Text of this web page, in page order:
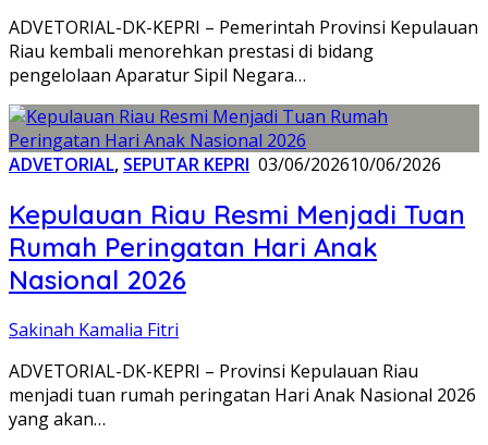
ADVETORIAL-DK-KEPRI – Pemerintah Provinsi Kepulauan
Riau kembali menorehkan prestasi di bidang
pengelolaan Aparatur Sipil Negara…
ADVETORIAL, SEPUTAR KEPRI 03/06/202610/06/2026
Kepulauan Riau Resmi Menjadi Tuan
Rumah Peringatan Hari Anak
Nasional 2026
Sakinah Kamalia Fitri
ADVETORIAL-DK-KEPRI – Provinsi Kepulauan Riau
menjadi tuan rumah peringatan Hari Anak Nasional 2026
yang akan…